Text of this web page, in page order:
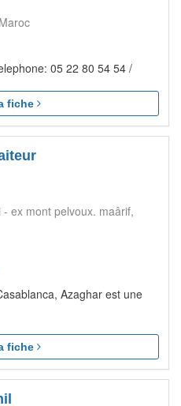
Maroc
05 22 80 54 54 /
fiche
ex mont pelvoux. maârif
Azaghar est une
fiche